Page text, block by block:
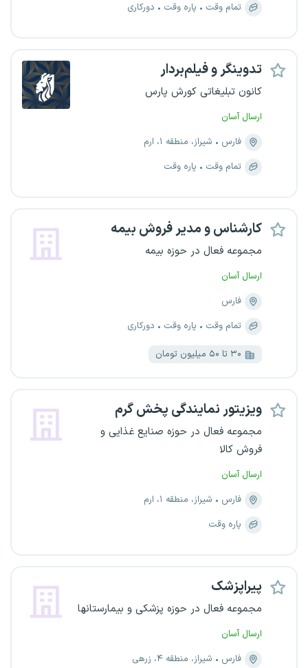
تمام وقت
پاره وقت دورکاری
تدوینگر و فیلم‌بردار
کانون تبلیغاتی کورش پارس
ارسال آسان
فارس
شیراز، منطقه ۱، ارم
تمام وقت
پاره وقت
کارشناس و مدیر فروش بیمه
مجموعه فعال در حوزه بیمه
ارسال آسان
فارس
تمام وقت
پاره وقت دورکاری
۳۰ تا ۵۰ میلیون تومان
ویزیتور نمایندگی پخش گرم
مجموعه فعال در حوزه صنایع غذایی و
فروش کالا
ارسال آسان
فارس
شیراز، منطقه ۱، ارم
پاره وقت
پیراپزشک
مجموعه فعال در حوزه پزشکی و بیمارستانها
ارسال آسان
فارس
شیراز، منطقه ۴، زرهی